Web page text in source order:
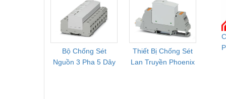
Thiết bị làm sạch
Thiết bị sơn - Sơn
Thiết bị nhiệt
Tốt
264/50-FM -
2909589
Bộ Chống Sét
Nguồn 3 Pha 5 Dây
Thiết Bị Chống Sét
Lan Truyền Phoenix
Bộ